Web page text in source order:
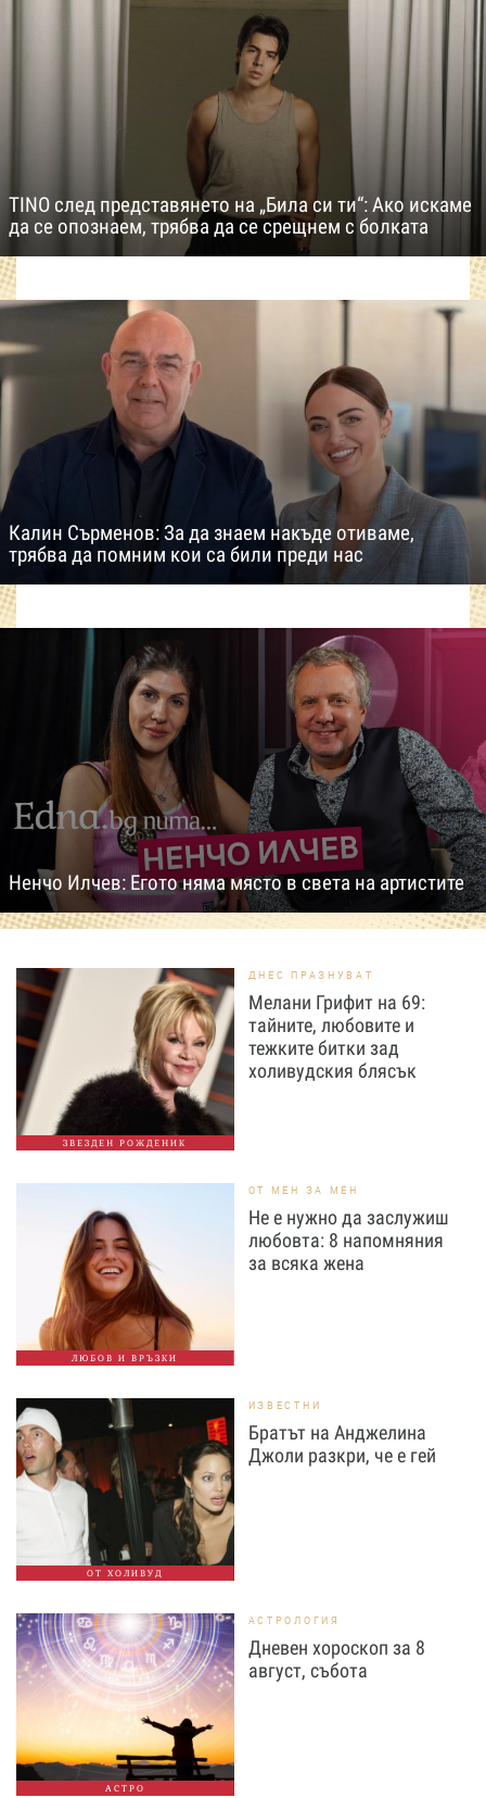
TINO след представянето на „Била си ти“: Ако искаме
да се опознаем, трябва да се срещнем с болката
Калин Сърменов: За да знаем накъде отиваме,
трябва да помним кои са били преди нас
Ненчо Илчев: Егото няма място в света на артистите
ЗВЕЗДЕН РОЖДЕНИК
ДНЕС ПРАЗНУВАТ
Мелани Грифит на 69:
тайните, любовите и
тежките битки зад
холивудския блясък
ЛЮБОВ И ВРЪЗКИ
ОТ МЕН ЗА МЕН
Не е нужно да заслужиш
любовта: 8 напомняния
за всяка жена
ОТ ХОЛИВУД
ИЗВЕСТНИ
Братът на Анджелина
Джоли разкри, че е гей
АСТРО
АСТРОЛОГИЯ
Дневен хороскоп за 8
август, събота